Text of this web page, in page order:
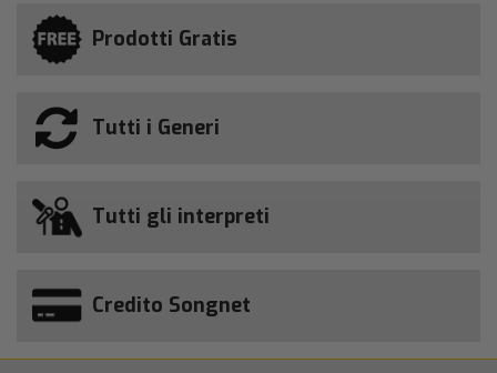
Prodotti Gratis
Tutti i Generi
Tutti gli interpreti
Credito Songnet